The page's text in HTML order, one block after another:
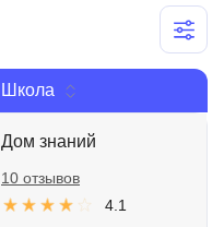
Школа
Дом знаний
4.1
10 отзывов